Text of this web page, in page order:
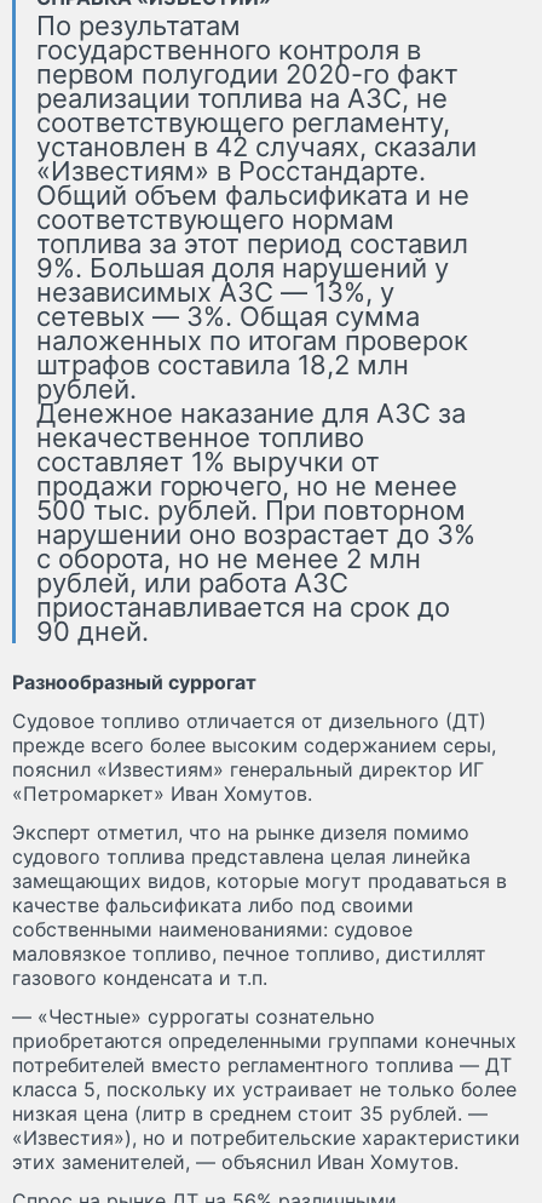
По результатам
государственного контроля в
первом полугодии 2020-го факт
реализации топлива на АЗС, не
соответствующего регламенту,
установлен в 42 случаях, сказали
«Известиям» в Росстандарте.
Общий объем фальсификата и не
соответствующего нормам
топлива за этот период составил
9%. Большая доля нарушений у
независимых АЗС — 13%, у
сетевых — 3%. Общая сумма
наложенных по итогам проверок
штрафов составила 18,2 млн
рублей.
Денежное наказание для АЗС за
некачественное топливо
составляет 1% выручки от
продажи горючего, но не менее
500 тыс. рублей. При повторном
нарушении оно возрастает до 3%
с оборота, но не менее 2 млн
рублей, или работа АЗС
приостанавливается на срок до
90 дней.
Разнообразный суррогат
Судовое топливо отличается от дизельного (ДТ)
прежде всего более высоким содержанием серы,
пояснил «Известиям» генеральный директор ИГ
«Петромаркет» Иван Хомутов.
Эксперт отметил, что на рынке дизеля помимо
судового топлива представлена целая линейка
замещающих видов, которые могут продаваться в
качестве фальсификата либо под своими
собственными наименованиями: судовое
маловязкое топливо, печное топливо, дистиллят
газового конденсата и т.п.
— «Честные» суррогаты сознательно
приобретаются определенными группами конечных
потребителей вместо регламентного топлива — ДТ
класса 5, поскольку их устраивает не только более
низкая цена (литр в среднем стоит 35 рублей. —
«Известия»), но и потребительские характеристики
этих заменителей, — объяснил Иван Хомутов.